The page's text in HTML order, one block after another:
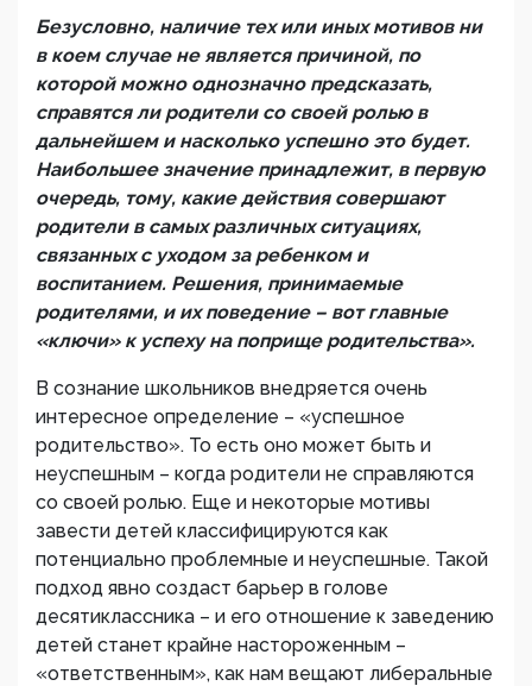
Безусловно, наличие тех или иных мотивов ни
в коем случае не является причиной, по
которой можно однозначно предсказать,
справятся ли родители со своей ролью в
дальнейшем и насколько успешно это будет.
Наибольшее значение принадлежит, в первую
очередь, тому, какие действия совершают
родители в самых различных ситуациях,
связанных с уходом за ребенком и
воспитанием. Решения, принимаемые
родителями, и их поведение – вот главные
«ключи» к успеху на поприще родительства».
В сознание школьников внедряется очень
интересное определение – «успешное
родительство». То есть оно может быть и
неуспешным – когда родители не справляются
со своей ролью. Еще и некоторые мотивы
завести детей классифицируются как
потенциально проблемные и неуспешные. Такой
подход явно создаст барьер в голове
десятиклассника – и его отношение к заведению
детей станет крайне настороженным –
«ответственным», как нам вещают либеральные